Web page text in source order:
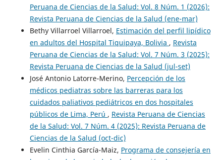
Peruana de Ciencias de la Salud: Vol. 8 Núm. 1 (2026):
Revista Peruana de Ciencias de la Salud (ene-mar)
Bethy Villarroel Villarroel, Estimación del perfil lipídico
en adultos del Hospital Tiquipaya, Bolivia , Revista
Peruana de Ciencias de la Salud: Vol. 7 Núm. 3 (2025):
Revista Peruana de Ciencias de la Salud (jul-set)
José Antonio Latorre-Merino, Percepción de los
médicos pediatras sobre las barreras para los
cuidados paliativos pediátricos en dos hospitales
públicos de Lima, Perú , Revista Peruana de Ciencias
de la Salud: Vol. 7 Núm. 4 (2025): Revista Peruana de
Ciencias de la Salud (oct-dic)
Evelin Cinthia García-Maiz, Programa de consejería en